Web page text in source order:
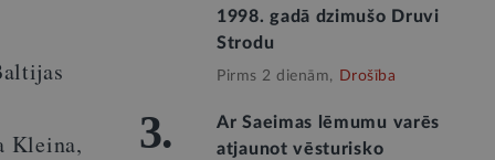
Kleina,
1998. gadā dzimušo Druvi
Strodu
Pirms 2 dienām, Drošība
3.
Ar Saeimas lēmumu varēs
atjaunot vēsturisko